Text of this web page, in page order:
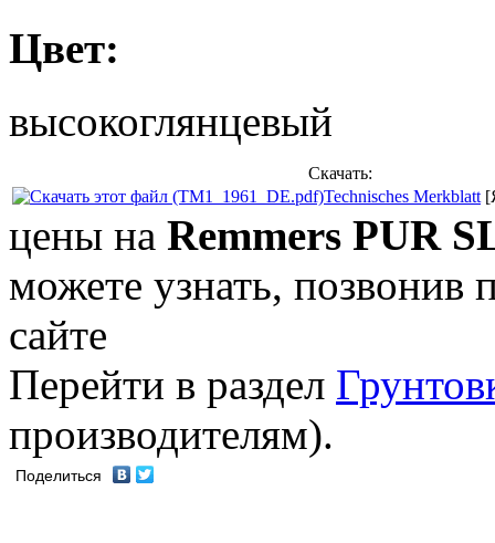
Цвет:
высокоглянцевый
Скачать:
Technisches Merkblatt
цены на Remmers PUR
можете узнать, позвонив
сайте
Перейти в раздел
производителям).
Поделиться